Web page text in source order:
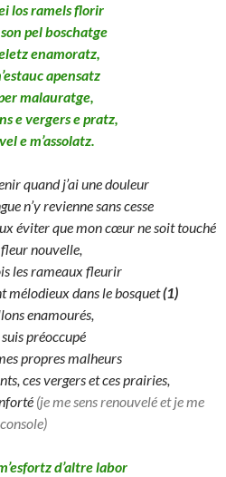
los ramels florir
son pel boschatge
enamoratz,
apensatz
malauratge,
e vergers e pratz,
e m’assolatz.
quand j’ai une douleur
n’y revienne sans cesse
éviter que mon cœur ne soit touché
nouvelle,
les rameaux fleurir
mélodieux dans le bosquet(1)
enamourés,
préoccupé
propres malheurs
ces vergers et ces prairies,
(je me sens renouvelé et je me
console)
d’altre labor